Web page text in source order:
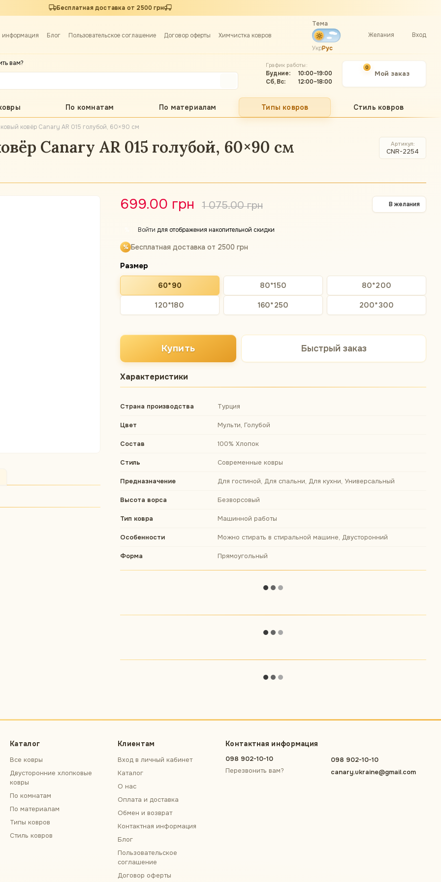
Бесплатная доставка от 2500 грн
информация Блог Пользовательское соглашение Договор оферты Химчистка ковров
Тема
УкрРус
Желания Вход
вам? График работы:
Будние:
10:00–19:00
Сб, Вс:
12:00–18:00
0
Мой заказ
По комнатам По материалам Типы ковров Стиль ковров
ковёр Canary AR 015 голубой, 60×90 см
Canary AR 015 голубой, 60×90 см Артикул
CNR-2254
699.00 грн 1 075.00 грн В желания
Войти для отображения накопительной скидки
Бесплатная доставка от 2500 грн
Размер
60*90
80*150
80*200
120*180
160*250 200*300
Купить Быстрый заказ
Характеристики
Страна производства Турция
Цвет Мульти, Голубой
Состав 100% Хлопок
Стиль Современные ковры
Предназначение Для гостиной, Для спальни, Для кухни, Универсальный
Высота ворса Безворсовый
Тип ковра Машинной работы
Особенности Можно стирать в стиральной машине, Двусторонний
Форма Прямоугольный
Каталог
Все ковры
Двусторонние хлопковые
ковры
По комнатам
По материалам
Типы ковров
Стиль ковров
Клиентам
Вход в личный кабинет
Каталог
О нас
Оплата и доставка
Обмен и возврат
Контактная информация
Блог
Пользовательское
соглашение
Договор оферты
Контактная информация
098 902-10-10
Перезвонить вам?
098 902-10-10
canary.ukraine@gmail.com